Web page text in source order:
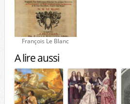
François Le Blanc
A lire aussi